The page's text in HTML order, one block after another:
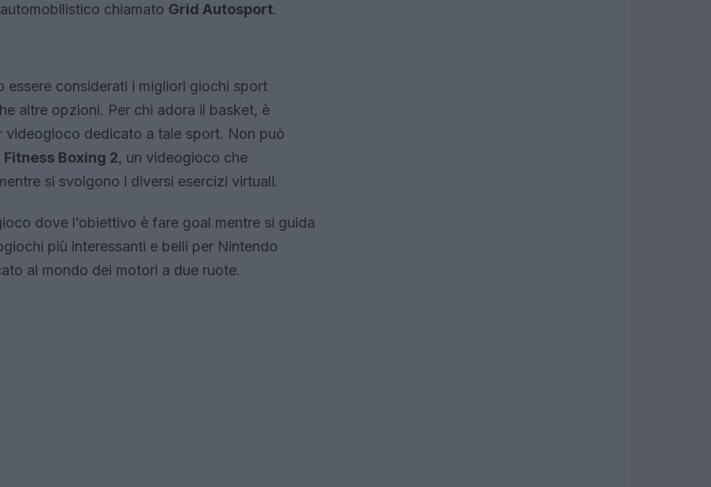
chiamato Grid Autosport.
considerati i migliori giochi sport
altre opzioni. Per chi adora il basket, è
videogioco dedicato a tale sport. Non può
Fitness Boxing 2, un videogioco che
si svolgono i diversi esercizi virtuali.
dove l’obiettivo è fare goal mentre si guida
più interessanti e belli per Nintendo
al mondo dei motori a due ruote.